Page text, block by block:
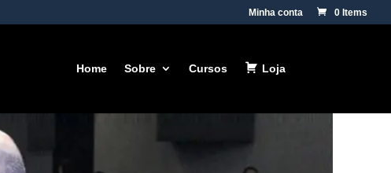
Minha conta 0 Items
Home Sobre Cursos Loja